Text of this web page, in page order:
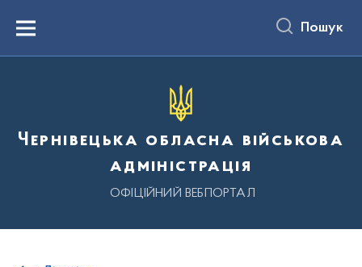
вмістуMenu Пошук
Чернівецька обласна військова
адміністрація
ОФІЦІЙНИЙ ВЕБПОРТАЛ